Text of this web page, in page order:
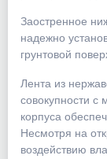
Заостренное
надежно
грунтовой
Лента из
совокупности с
корпуса
Несмотря на
воздействию